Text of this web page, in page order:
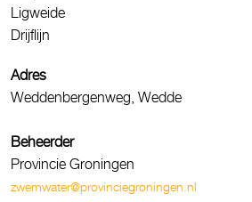
Ligweide
Drijflijn
Adres
Weddenbergenweg, Wedde
Beheerder
Provincie Groningen
zwemwater@provinciegroningen.nl